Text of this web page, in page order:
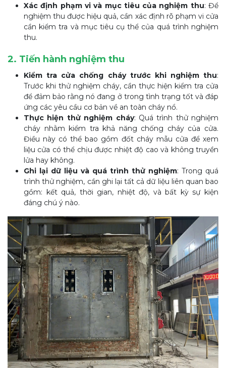
Xác định phạm vi và mục tiêu của nghiệm thu: Để
nghiệm thu được hiệu quả, cần xác định rõ phạm vi cửa
cần kiểm tra và mục tiêu cụ thể của quá trình nghiệm
thu.
2. Tiến hành nghiệm thu
Kiểm tra cửa chống cháy trước khi nghiệm thu:
Trước khi thử nghiệm cháy, cần thực hiện kiểm tra cửa
để đảm bảo rằng nó đang ở trong tình trạng tốt và đáp
ứng các yêu cầu cơ bản về an toàn cháy nổ.
Thực hiện thử nghiệm cháy: Quá trình thử nghiệm
cháy nhằm kiểm tra khả năng chống cháy của cửa.
Điều này có thể bao gồm đốt cháy mẫu cửa để xem
liệu cửa có thể chịu được nhiệt độ cao và không truyền
lửa hay không.
Ghi lại dữ liệu và quá trình thử nghiệm: Trong quá
trình thử nghiệm, cần ghi lại tất cả dữ liệu liên quan bao
gồm: kết quả, thời gian, nhiệt độ, và bất kỳ sự kiện
đáng chú ý nào.